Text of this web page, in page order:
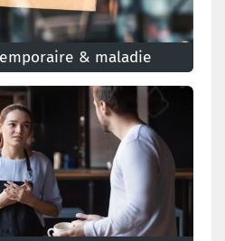
& maladie